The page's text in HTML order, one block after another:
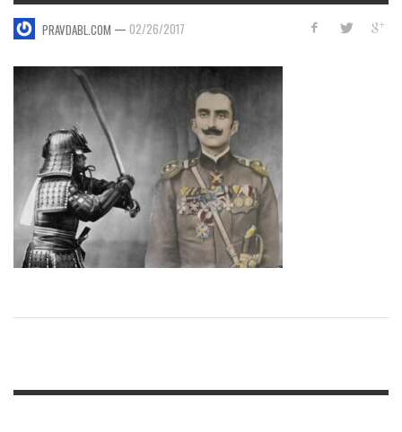
PRAVDABL.COM — 02/26/2017